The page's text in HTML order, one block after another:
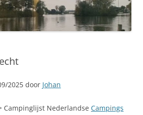
2025 door Johan
Campinglijst Nederlandse Campings